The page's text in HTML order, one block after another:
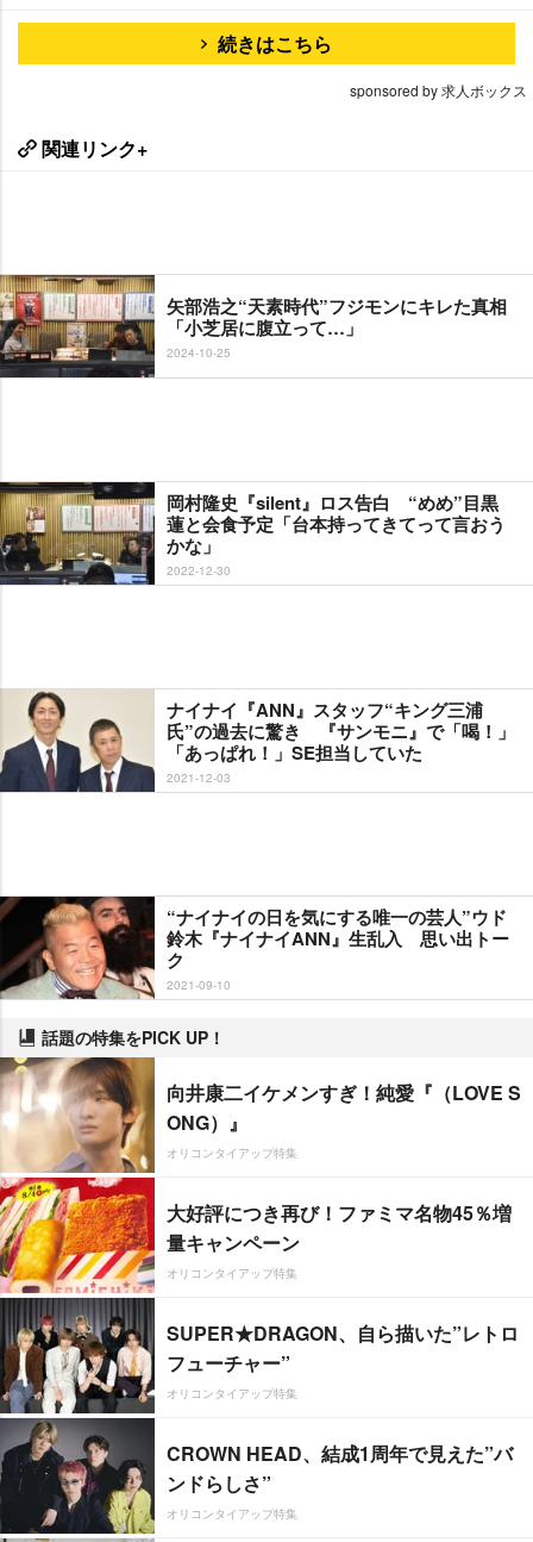
続きはこちら
sponsored by 求人ボックス
関連リンク+
矢部浩之“天素時代”フジモンにキレた真相
「小芝居に腹立って…」
2024-10-25
岡村隆史『silent』ロス告白 “めめ”目黒
蓮と会食予定「台本持ってきてって言おう
かな」
2022-12-30
ナイナイ『ANN』スタッフ“キング三浦
氏”の過去に驚き 『サンモニ』で「喝！」
「あっぱれ！」SE担当していた
2021-12-03
“ナイナイの日を気にする唯一の芸人”ウド
鈴木『ナイナイANN』生乱入 思い出トー
ク
2021-09-10
話題の特集をPICK UP！
向井康二イケメンすぎ！純愛『（LOVE S
ONG）』
オリコンタイアップ特集
大好評につき再び！ファミマ名物45％増
量キャンペーン
オリコンタイアップ特集
SUPER★DRAGON、自ら描いた”レトロ
フューチャー”
オリコンタイアップ特集
CROWN HEAD、結成1周年で見えた”バ
ンドらしさ”
オリコンタイアップ特集